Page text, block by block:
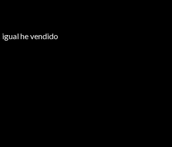
he vendido